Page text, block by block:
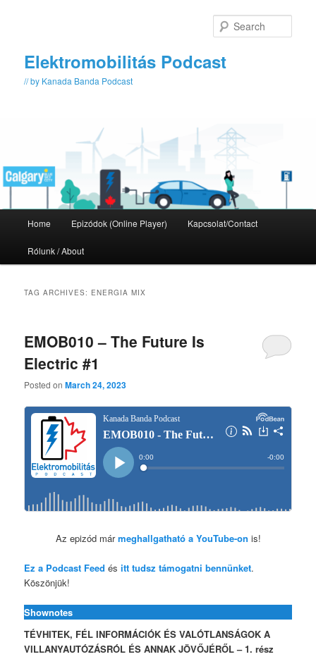
Elektromobilitás Podcast
// by Kanada Banda Podcast
Home Epizódok (Online Player) Kapcsolat/Contact
Rólunk / About
TAG ARCHIVES: ENERGIA MIX
EMOB010 – The Future Is
Electric #1
Posted onMarch 24, 2023
Az epizód mármeghallgatható a YouTube-on is!
Ez a Podcast Feed ésitt tudsz támogatni bennünket.
Köszönjük!
Shownotes
TÉVHITEK, FÉL INFORMÁCIÓK ÉS VALÓTLANSÁGOK A
VILLANYAUTÓZÁSRÓL ÉS ANNAK JÖVŐJÉRŐL – 1. rész